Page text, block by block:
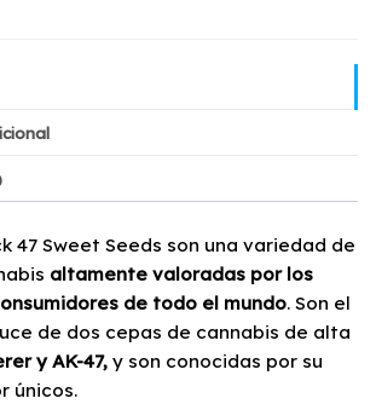
47 Sweet Seeds son una variedad de
altamente valoradas por los
de todo el mundo. Son el
de dos cepas de cannabis de alta
y AK-47, y son conocidas por su
únicos.